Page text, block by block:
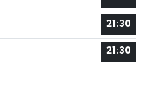
21:30
21:30